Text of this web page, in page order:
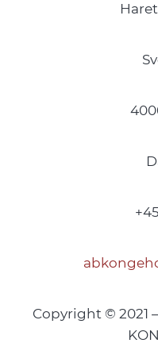
Copyright © 2021